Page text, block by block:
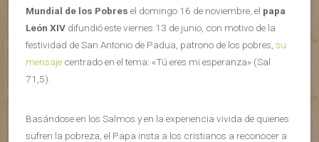
Mundial de los Pobres el domingo 16 de noviembre, el papa
León XIV difundió este viernes 13 de junio, con motivo de la
festividad de San Antonio de Padua, patrono de los pobres, su
mensaje centrado en el tema: «Tú eres mi esperanza» (Sal
71,5).
Basándose en los Salmos y en la experiencia vivida de quienes
sufren la pobreza, el Papa insta a los cristianos a reconocer a